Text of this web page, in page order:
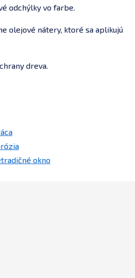
odchýlky vo farbe.
olejové nátery, ktoré sa aplikujú
dreva.